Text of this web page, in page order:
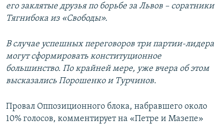
его заклятые друзья по борьбе за Львов – соратники
Тягнибока из «Свободы».
В случае успешных переговоров три партии-лидера
могут сформировать конституционное
большинство. По крайней мере, уже вчера об этом
высказались Порошенко и Турчинов.
Провал Оппозиционного блока, набравшего около
10% голосов, комментирует на «Петре и Мазепе»